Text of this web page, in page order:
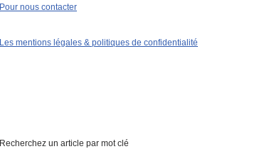
Pour nous contacter
Les mentions légales & politiques de confidentialité
Recherchez un article par mot clé